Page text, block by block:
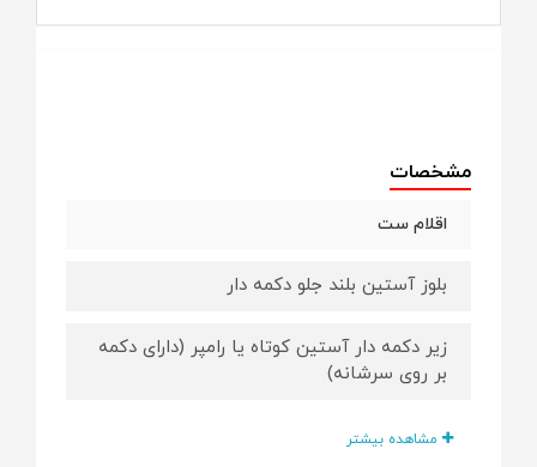
مشخصات
اقلام ست
بلوز آستین بلند جلو دکمه دار
زیر دکمه دار آستین کوتاه یا رامپر (دارای دکمه
بر روی سرشانه)
زیرپوش یا رکابی
مشاهده بیشتر